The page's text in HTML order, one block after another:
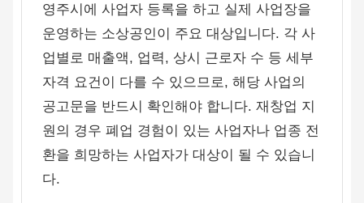
영주시에 사업자 등록을 하고 실제 사업장을
운영하는 소상공인이 주요 대상입니다. 각 사
업별로 매출액, 업력, 상시 근로자 수 등 세부
자격 요건이 다를 수 있으므로, 해당 사업의
공고문을 반드시 확인해야 합니다. 재창업 지
원의 경우 폐업 경험이 있는 사업자나 업종 전
환을 희망하는 사업자가 대상이 될 수 있습니
다.